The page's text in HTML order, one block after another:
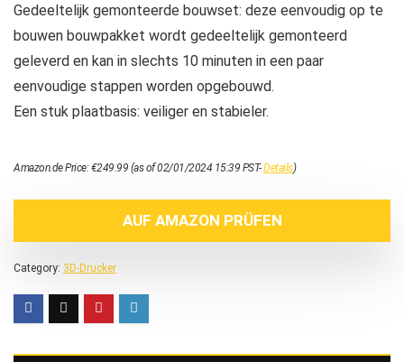
Gedeeltelijk gemonteerde bouwset: deze eenvoudig op te
bouwen bouwpakket wordt gedeeltelijk gemonteerd
geleverd en kan in slechts 10 minuten in een paar
eenvoudige stappen worden opgebouwd.
Een stuk plaatbasis: veiliger en stabieler.
Amazon.de Price:€249.99 (as of 02/01/2024 15:39 PST-Details)
AUF AMAZON PRÜFEN
Category: 3D-Drucker